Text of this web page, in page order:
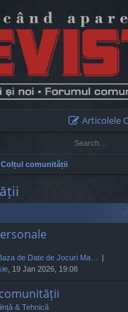
Articolele
Colțul comunității
de Date de Jocuri Ma…
, 19 Jan 2026, 19:08
& Tehnică